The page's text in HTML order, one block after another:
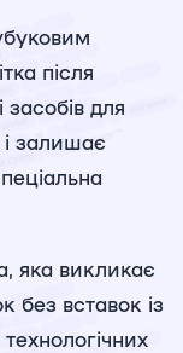
після
засобів для
залишає
яка викликає
без вставок із